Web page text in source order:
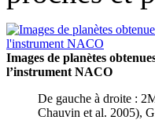
Images de planètes
l’instrument NACO
De gauche à droite :
Chauvin et al. 2005),